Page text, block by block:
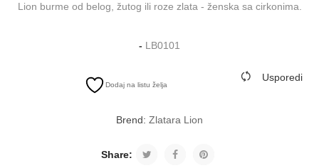
Lion burme od belog, žutog ili roze zlata - ženska sa cirkonima.
- LB0101
Dodaj na listu želja
Usporedi
Brend: Zlatara Lion
Share: